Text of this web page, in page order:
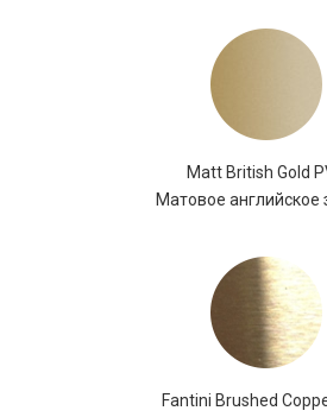
Matt British Gold
Матовое английское
Fantini Brushed